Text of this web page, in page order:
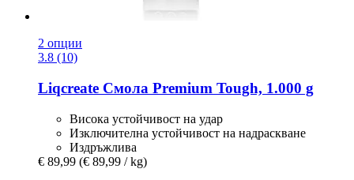
2 опции
3.8 (10)
Liqcreate Смола Premium Tough, 1.000 g
Висока устойчивост на удар
Изключителна устойчивост на надраскване
Издръжлива
€ 89,99 (€ 89,99 / kg)